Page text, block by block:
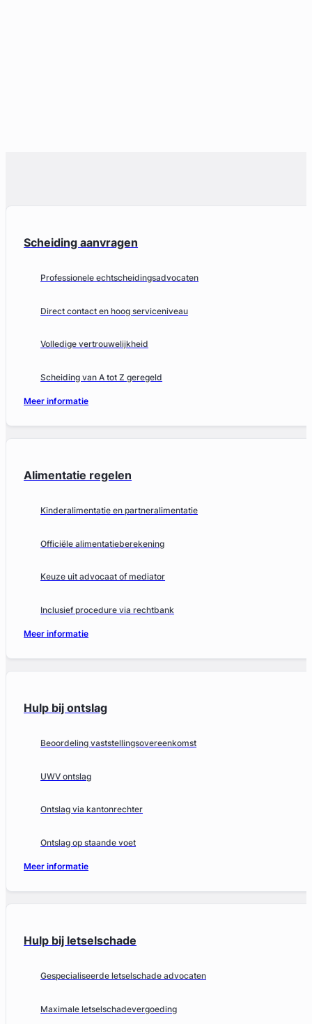
Scheiding aanvragen
Professionele echtscheidingsadvocaten
Direct contact en hoog serviceniveau
Volledige vertrouwelijkheid
Scheiding van A tot Z geregeld
Meer informatie
Alimentatie regelen
Kinderalimentatie en partneralimentatie
Officiële alimentatieberekening
Keuze uit advocaat of mediator
Inclusief procedure via rechtbank
Meer informatie
Hulp bij ontslag
Beoordeling vaststellingsovereenkomst
UWV ontslag
Ontslag via kantonrechter
Ontslag op staande voet
Meer informatie
Hulp bij letselschade
Gespecialiseerde letselschade advocaten
Maximale letselschadevergoeding